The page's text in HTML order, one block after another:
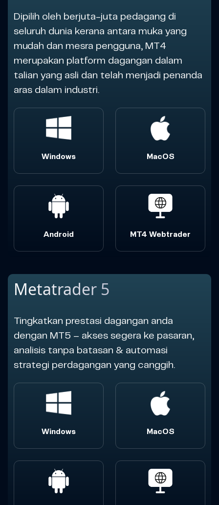
Dipilih oleh berjuta-juta pedagang di
seluruh dunia kerana antara muka yang
mudah dan mesra pengguna, MT4
merupakan platform dagangan dalam
talian yang asli dan telah menjadi penanda
aras dalam industri.
Windows MacOS
Android MT4 Webtrader
Metatrader 5
Tingkatkan prestasi dagangan anda
dengan MT5 – akses segera ke pasaran,
analisis tanpa batasan & automasi
strategi perdagangan yang canggih.
Windows MacOS